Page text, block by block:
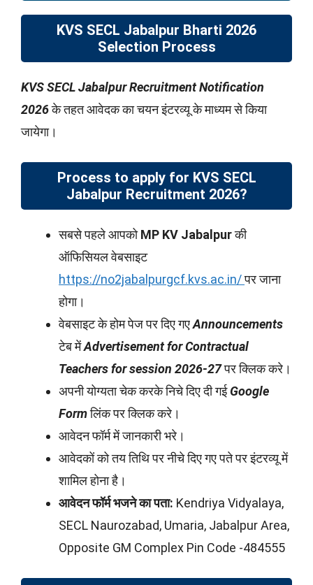
KVS SECL Jabalpur Bharti 2026
Selection Process
KVS SECL Jabalpur Recruitment Notification
2026के तहत आवेदक का चयन इंटरव्यू के माध्यम से किया
जायेगा।
Process to apply for KVS SECL
Jabalpur Recruitment 2026?
सबसे पहले आपकोMP KV Jabalpurकी
ऑफिसियल वेबसाइट
https://no2jabalpurgcf.kvs.ac.in/पर जाना
होगा।
वेबसाइट के होम पेज पर दिए गएAnnouncements
टेब मेंAdvertisement for Contractual
Teachers for session 2026-27पर क्लिक करे।
अपनी योग्यता चेक करके निचे दिए दी गईGoogle
Formलिंक पर क्लिक करे।
आवेदन फॉर्म में जानकारी भरे।
आवेदकों को तय तिथि पर नीचे दिए गए पते पर इंटरव्यू में
शामिल होना है।
आवेदन फॉर्म भजने का पता: Kendriya Vidyalaya,
SECL Naurozabad, Umaria, Jabalpur Area,
Opposite GM Complex Pin Code -484555